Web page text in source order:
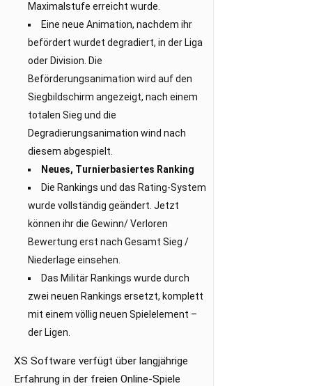
Maximalstufe erreicht wurde.
Eine neue Animation, nachdem ihr
befördert wurdet degradiert, in der Liga
oder Division. Die
Beförderungsanimation wird auf den
Siegbildschirm angezeigt, nach einem
totalen Sieg und die
Degradierungsanimation wind nach
diesem abgespielt.
Neues, Turnierbasiertes Ranking
Die Rankings und das Rating-System
wurde vollständig geändert. Jetzt
können ihr die Gewinn/ Verloren
Bewertung erst nach Gesamt Sieg /
Niederlage einsehen.
Das Militär Rankings wurde durch
zwei neuen Rankings ersetzt, komplett
mit einem völlig neuen Spielelement –
der Ligen.
XS Software verfügt über langjährige
Erfahrung in der freien Online-Spiele